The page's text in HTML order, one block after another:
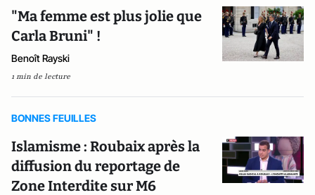
"Ma femme est plus jolie que
Carla Bruni" !
Benoît Rayski
1 min de lecture
BONNES FEUILLES
Islamisme : Roubaix après la
diffusion du reportage de
Zone Interdite sur M6